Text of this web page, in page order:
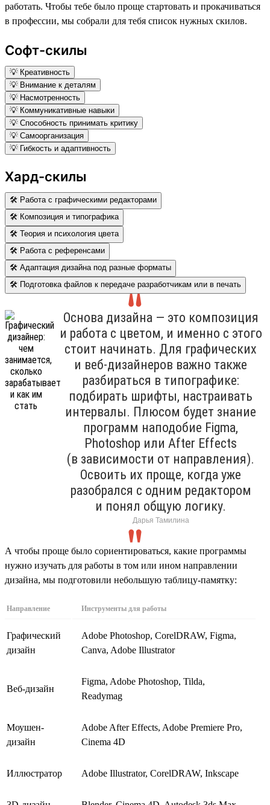
работать. Чтобы тебе было проще стартовать и прокачиваться
в профессии, мы собрали для тебя список нужных скилов.
Софт-скилы
💡 Креативность
💡 Внимание к деталям
💡 Насмотренность
💡 Коммуникативные навыки
💡 Способность принимать критику
💡 Самоорганизация
💡 Гибкость и адаптивность
Хард-скилы
🛠 Работа с графическими редакторами
🛠 Композиция и типографика
🛠 Теория и психология цвета
🛠 Работа с референсами
🛠 Адаптация дизайна под разные форматы
🛠 Подготовка файлов к передаче разработчикам или в печать
Основа дизайна — это композиция
и работа с цветом, и именно с этого
стоит начинать. Для графических
и веб-дизайнеров важно также
разбираться в типографике:
подбирать шрифты, настраивать
интервалы. Плюсом будет знание
программ наподобие Figma,
Photoshop или After Effects
(в зависимости от направления).
Освоить их проще, когда уже
разобрался с одним редактором
и понял общую логику.
Дарья Тамилина
А чтобы проще было сориентироваться, какие программы
нужно изучать для работы в том или ином направлении
дизайна, мы подготовили небольшую таблицу-памятку:
Направление Инструменты для работы
Графический
дизайн
Adobe Photoshop, CorelDRAW, Figma,
Canva, Adobe Illustrator
Веб-дизайн
Figma, Adobe Photoshop, Tilda,
Readymag
Моушен-
дизайн
Adobe After Effects, Adobe Premiere Pro,
Cinema 4D
Иллюстратор Adobe Illustrator, CorelDRAW, Inkscape